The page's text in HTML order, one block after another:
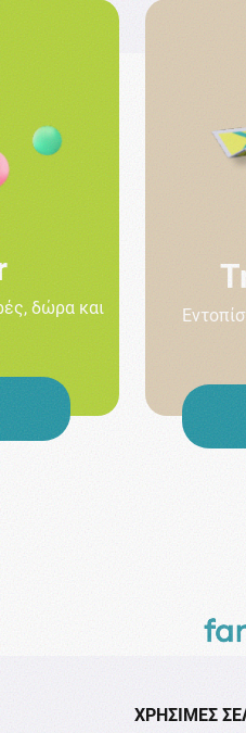
δώρα και
XΡΉΣΙΜΕΣ